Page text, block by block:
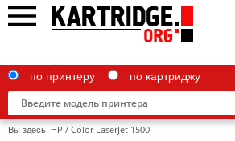
по принтеру по картриджу
Вы здесь: HP / Color LaserJet 1500